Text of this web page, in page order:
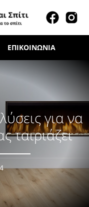
ΕΠΙΚΟΙΝΩΝΊΑ
για να
ταιριάζει